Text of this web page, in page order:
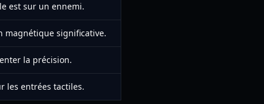
est sur un ennemi.
magnétique significative.
la précision.
les entrées tactiles.